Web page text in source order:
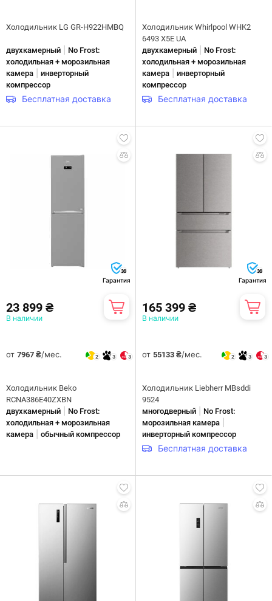
Холодильник LG GR-H922HMBQ
двухкамерный
No Frost:
холодильная + морозильная
камера
инверторный
компрессор
Бесплатная доставка
Холодильник Whirlpool WHK2
6493 X5E UA
двухкамерный
No Frost:
холодильная + морозильная
камера
инверторный
компрессор
Бесплатная доставка
36
Гарантия
23 899 ₴
В наличии
от 7967 ₴/мес. 2 3 3
Холодильник Beko
RCNA386E40ZXBN
двухкамерный
No Frost:
холодильная + морозильная
камера
обычный компрессор
36
Гарантия
165 399 ₴
В наличии
от 55133 ₴/мес. 2 3 3
Холодильник Liebherr MBsddi
9524
многодверный
No Frost:
морозильная камера
инверторный компрессор
Бесплатная доставка